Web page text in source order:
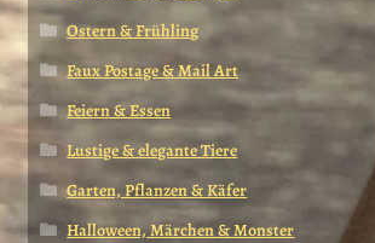
Ostern & Frühling
Faux Postage & Mail Art
Feiern & Essen
Lustige & elegante Tiere
Garten, Pflanzen & Käfer
Halloween, Märchen & Monster